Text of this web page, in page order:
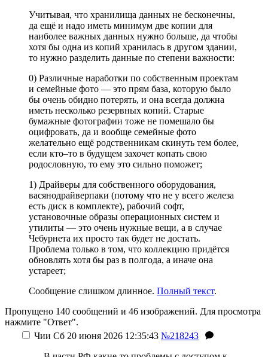
Учитывая, что хранилища данных не бесконечны,
да ещё и надо иметь минимум две копии для
наиболее важных данных нужно больше, да чтобы
хотя бы одна из копий хранилась в другом здании,
то нужно разделить данные по степени важности:
0) Различные наработки по собственным проектам
и семейные фото — это прям база, которую было
бы очень обидно потерять, и она всегда должна
иметь несколько резервных копий. Старые
бумажные фотографии тоже не помешало бы
оцифровать, да и вообще семейные фото
желательно ещё родственникам скинуть тем более,
если кто–то в будущем захочет копать свою
родословную, то ему это сильно поможет;
1) Драйверы для собственного оборудования,
васянодрайверпаки (потому что не у всего железа
есть диск в комплекте), рабочий софт,
установочные образы операционных систем и
утилиты — это очень нужные вещи, а в случае
Чебурнета их просто так будет не достать.
Проблема только в том, что коллекцию придётся
обновлять хотя бы раз в полгода, а иначе она
устареет;
Сообщение слишком длинное. Полный текст.
Пропущено 140 сообщений и 46 изображений. Для просмотра
нажмите "Ответ".
Чии Сб 20 июня 2026 12:35:43 №218243